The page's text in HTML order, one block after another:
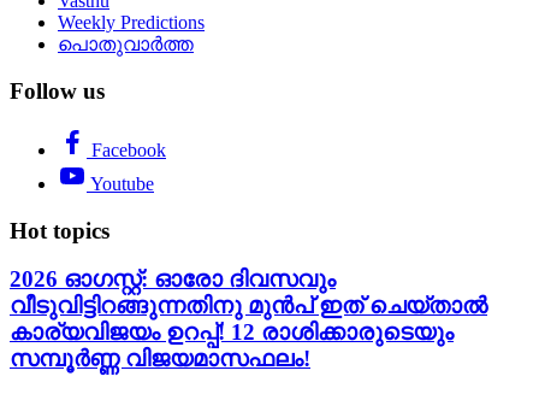
Weekly Predictions
പൊതുവാർത്ത
Follow us
Facebook
Youtube
Hot topics
2026 ഓഗസ്റ്റ്: ഓരോ ദിവസവും
വീടുവിട്ടിറങ്ങുന്നതിനു മുൻപ് ഇത് ചെയ്താൽ
കാര്യവിജയം ഉറപ്പ്! 12 രാശിക്കാരുടെയും
സമ്പൂർണ്ണ വിജയമാസഫലം!